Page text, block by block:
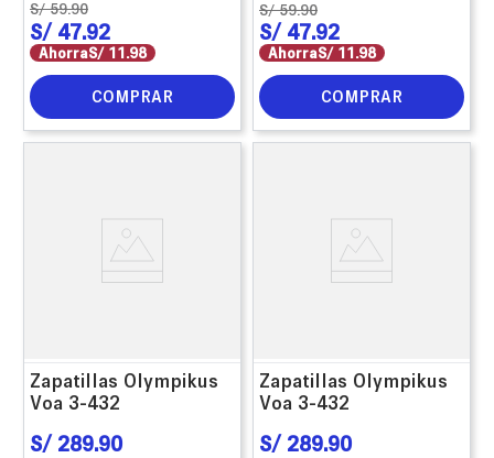
S/ 59.90
S/ 47.92
AhorraS/ 11.98
COMPRAR
S/ 59.90
S/ 47.92
AhorraS/ 11.98
COMPRAR
Zapatillas Olympikus
Voa 3-432
S/ 289.90
Zapatillas Olympikus
Voa 3-432
S/ 289.90